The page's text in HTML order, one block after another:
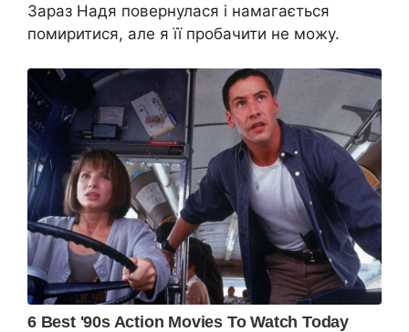
Зараз Надя повернулася і намагається
помиритися, але я її пробачити не можу.